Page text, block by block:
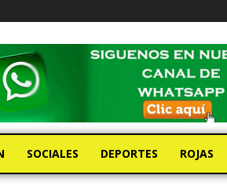
SOCIALES DEPORTES ROJAS